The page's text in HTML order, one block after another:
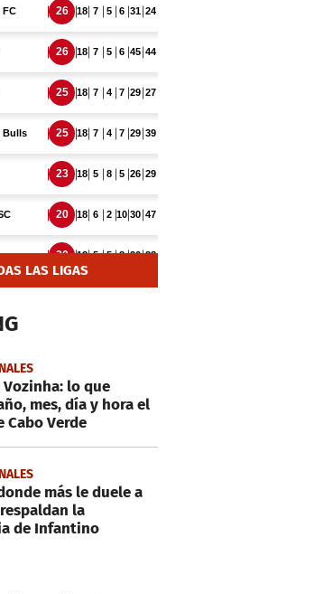
LAS LIGAS
lo que
mes, día y hora el
Cabo Verde
más le duele a
la
de Infantino